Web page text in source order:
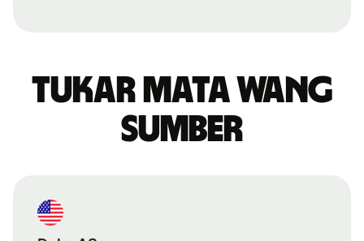
Tukar mata wang
sumber